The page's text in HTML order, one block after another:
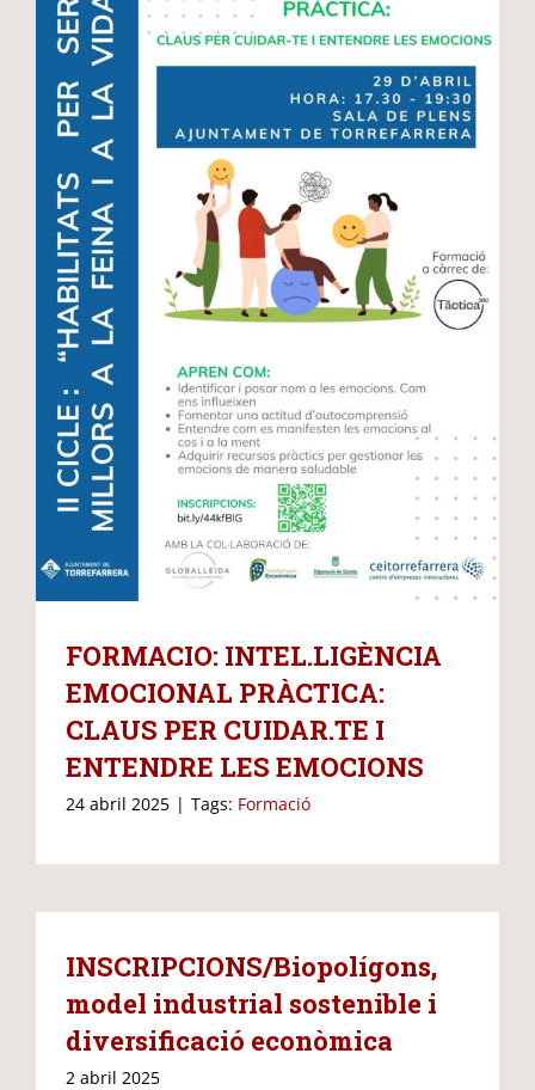
FORMACIO: INTEL.LIGÈNCIA
EMOCIONAL PRÀCTICA:
CLAUS PER CUIDAR.TE I
ENTENDRE LES EMOCIONS
24 abril 2025 | Tags: Formació
INSCRIPCIONS/Biopolígons,
model industrial sostenible i
diversificació econòmica
2 abril 2025